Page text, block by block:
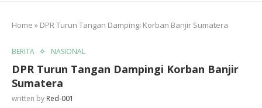
Home » DPR Turun Tangan Dampingi Korban Banjir Sumatera
BERITA NASIONAL
DPR Turun Tangan Dampingi Korban Banjir
Sumatera
written by Red-001